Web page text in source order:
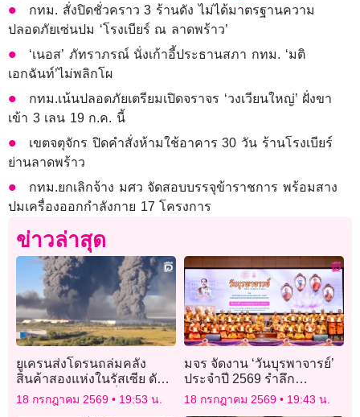
กทม. สั่งปิดชั่วคราว 3 ร้านดัง ไม่ได้มาตรฐานความ
ปลอดภัยเซ่นปม ‘โรงเบียร์ ณ ลาดพร้าว’
‘เนอส’ ภัทราภรณ์ นั่งเก้าอี้ประธานสภา กทม. ‘มติ
เอกฉันท์’ไม่พลิกโผ
กทม.เน้นปลอดภัยเตรียมเปิดจราจร ‘วงเวียนใหญ่’ ฝั่งขา
เข้า 3 เลน 19 ก.ค. นี้
เขตจตุจักร ปิดคำสั่งห้ามใช้อาคาร 30 วัน ร้านโรงเบียร์
ย่านลาดพร้าว
กทม.ยกเลิกจ้าง มศว จัดสอบบรรจุข้าราชการ พร้อมสาง
ปมเครื่องออกกำลังกาย 17 โครงการ
ข่าวล่าสุด
ยูเครนส่งโดรนถล่มคลัง
สินค้าสองแห่งในรัสเซีย ดับ
อย่างน้อย 8 ราย เจ็บเกือบ
ครึ่งร้อย
18 กรกฎาคม 2569 19:53 น.
มจร จัดงาน ‘วันบุรพาจารย์’
ประจำปี 2569 รำลึก
คุณูปการผู้วางรากฐาน
มหาวิทยาลัย
18 กรกฎาคม 2569 19:43 น.